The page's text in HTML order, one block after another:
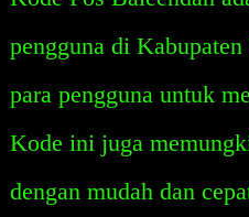
pengguna di
para pengguna untuk
Kode ini juga
dengan mudah dan